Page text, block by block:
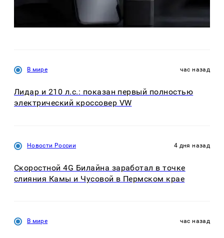
В мире час назад
Лидар и 210 л.с.: показан первый полностью
электрический кроссовер VW
Новости России 4 дня назад
Скоростной 4G Билайна заработал в точке
слияния Камы и Чусовой в Пермском крае
В мире час назад